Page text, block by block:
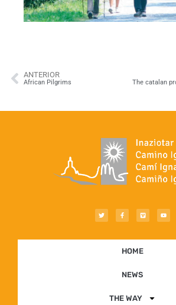
ANTERIOR
African Pilgrims
HOME
NEWS
THE WAY